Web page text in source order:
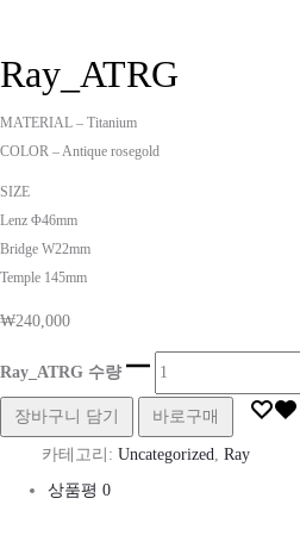
Ray_ATRG
MATERIAL – Titanium
COLOR – Antique rosegold
SIZE
Lenz Φ46mm
Bridge W22mm
Temple 145mm
₩240,000
Ray_ATRG 수량
장바구니 담기 바로구매
카테고리: Uncategorized, Ray
상품평 0